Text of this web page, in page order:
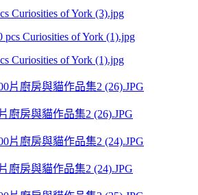
Curiosities of York (3).jpg
Curiosities of York (1).jpg
廚房與貓作品集2 (26).JPG
廚房與貓作品集2 (24).JPG